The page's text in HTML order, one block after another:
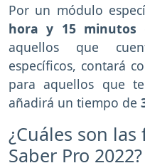
Por un módulo
hora y 15 minutos
aquellos que
específicos, contará
para aquellos que
añadirá un tiempo de
¿Cuáles son
Saber Pro 2022?